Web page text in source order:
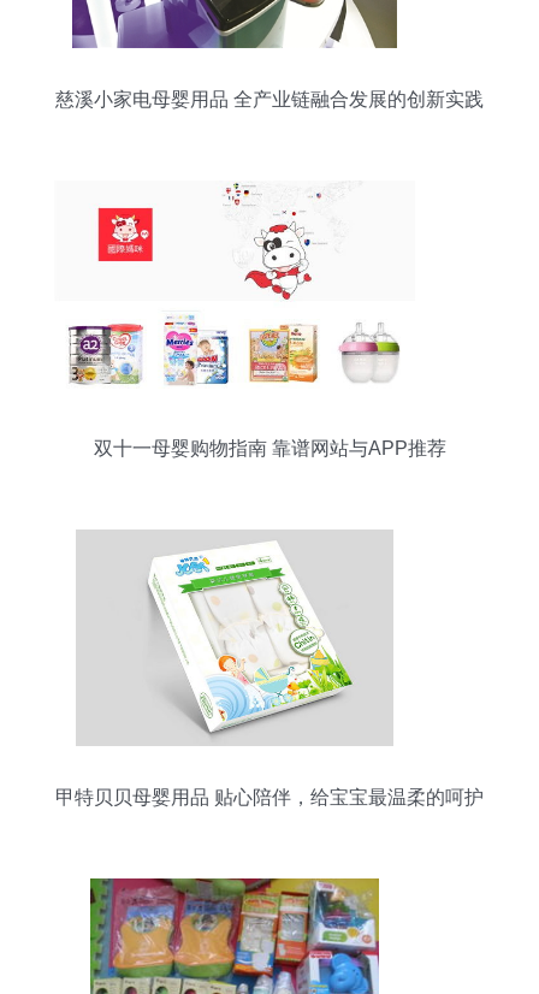
慈溪小家电母婴用品 全产业链融合发展的创新实践
双十一母婴购物指南 靠谱网站与APP推荐
甲特贝贝母婴用品 贴心陪伴，给宝宝最温柔的呵护